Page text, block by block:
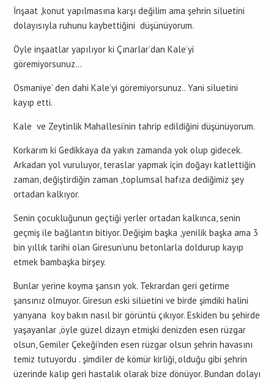
İnşaat ,konut yapılmasına karşı değilim ama şehrin siluetini
dolayısıyla ruhunu kaybettiğini düşünüyorum.
Öyle inşaatlar yapılıyor ki Çınarlar’dan Kale’yi
göremiyorsunuz…
Osmaniye’ den dahi Kale’yi göremiyorsunuz.. Yani siluetini
kayıp etti.
Kale ve Zeytinlik Mahallesi’nin tahrip edildiğini düşünüyorum.
Korkarım ki Gedikkaya da yakın zamanda yok olup gidecek.
Arkadan yol vuruluyor, teraslar yapmak için doğayı katlettiğin
zaman, değiştirdiğin zaman ,toplumsal hafıza dediğimiz şey
ortadan kalkıyor.
Senin çocukluğunun geçtiği yerler ortadan kalkınca, senin
geçmiş ile bağlantın bitiyor. Değişim başka ,yenilik başka ama 3
bin yıllık tarihi olan Giresun’unu betonlarla doldurup kayıp
etmek bambaşka birşey.
Bunlar yerine koyma şansın yok. Tekrardan geri getirme
şansınız olmuyor. Giresun eski silüetini ve birde şimdiki halini
yanyana koy bakın nasıl bir görüntü çıkıyor. Eskiden bu şehirde
yaşayanlar ,öyle güzel dizayn etmişki denizden esen rüzgar
olsun, Gemiler Çekeği’nden esen rüzgar olsun şehrin havasını
temiz tutuyordu . şimdiler de kömür kirliği, olduğu gibi şehrin
üzerinde kalıp geri hastalık olarak bize dönüyor. Bundan dolayı